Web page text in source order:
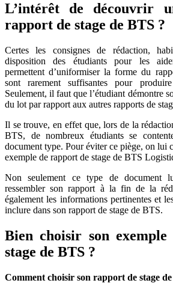
L’intérêt de découvrir
rapport de stage de BTS ?
Certes les consignes de rédaction,
disposition des étudiants pour les
permettent d’uniformiser la forme du
sont rarement suffisantes pour
Seulement, il faut que l’étudiant démontre
du lot par rapport aux autres rapports de
Il se trouve, en effet que, lors de la
BTS, de nombreux étudiants se
document type. Pour éviter ce piège, on lui
exemple de rapport de stage de BTS
Non seulement ce type de document
ressembler son rapport à la fin de la
également les informations pertinentes et
inclure dans son rapport de stage de BTS.
Bien choisir son
stage de BTS ?
Comment choisir son rapport de stage